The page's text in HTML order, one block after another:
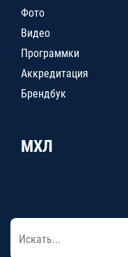
Фото
Видео
Программки
Аккредитация
Брендбук
МХЛ